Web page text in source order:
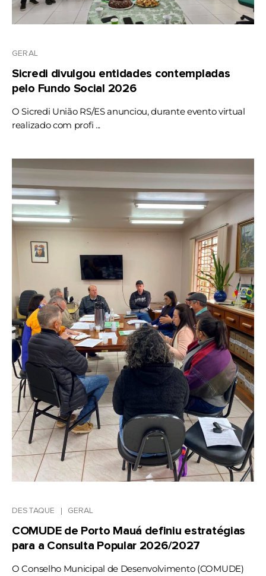
GERAL
Sicredi divulgou entidades contempladas
pelo Fundo Social 2026
O Sicredi União RS/ES anunciou, durante evento virtual
realizado com profi ...
DESTAQUE GERAL
COMUDE de Porto Mauá definiu estratégias
para a Consulta Popular 2026/2027
O Conselho Municipal de Desenvolvimento (COMUDE)